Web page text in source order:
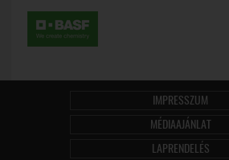
IMPRESSZUM
MÉDIAAJÁNLAT
LAPRENDELÉS